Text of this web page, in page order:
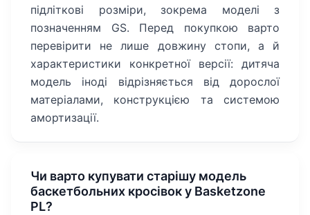
підліткові розміри, зокрема моделі з
позначенням GS. Перед покупкою варто
перевірити не лише довжину стопи, а й
характеристики конкретної версії: дитяча
модель іноді відрізняється від дорослої
матеріалами, конструкцією та системою
амортизації.
Чи варто купувати старішу модель
баскетбольних кросівок у Basketzone
PL?